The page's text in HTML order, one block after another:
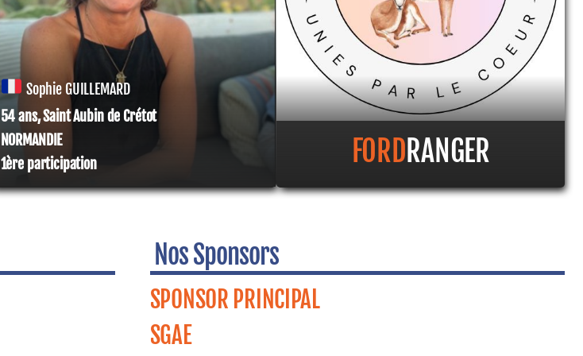
Sophie GUILLEMARD
54 ans, Saint Aubin de Crétot
NORMANDIE
1ère participation
FORDRANGER
Nos Sponsors
SPONSOR PRINCIPAL
SGAE